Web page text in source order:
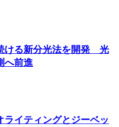
ける新分光法を開発 光
へ前進
ライティングとジーベッ